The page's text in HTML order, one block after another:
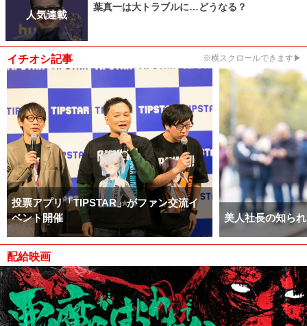
人気連載
葉真一は大トラブルに…どうなる？
イチオシ記事 ※横スクロールできます▶
投票アプリ「TIPSTAR」がファン交流イ
ベント開催
美人社長の知ら
配給映画